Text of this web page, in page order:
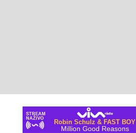
STREAM
NAŽIVO
Robin Schulz & FAST BOY
Million Good Reasons